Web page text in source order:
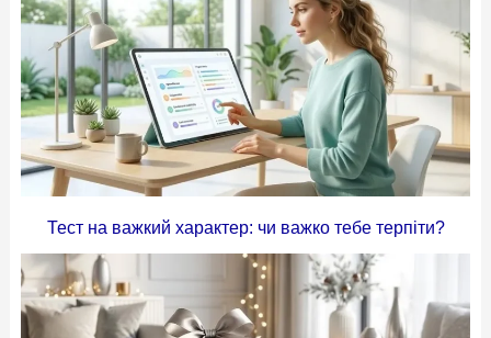
Тест на важкий характер: чи важко тебе терпіти?